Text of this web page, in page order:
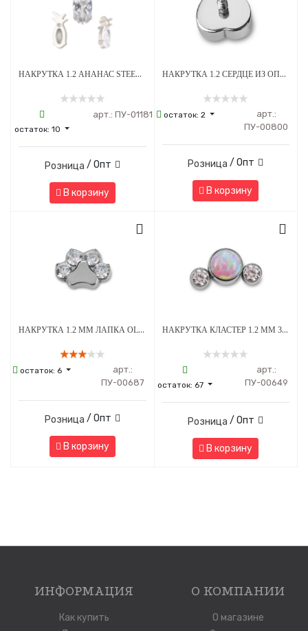
НАКРУТКА 1.2 АНАНАС STEEL CRYSTAL ТИТАН
остаток: 10
арт.: ПУ-01181
Розница / Опт
В корзину
НАКРУТКА 1.2 СЕРДЦЕ ИЗ ОПАЛА OP-08 ТИТАН
остаток: 2
арт.:
ПУ-00800
Розница / Опт
В корзину
НАКРУТКА 1.2 ММ ЛАПКА OLIVE CRYSTAL ТИТАН
остаток:6
арт.:
ПУ-00687
Розница / Опт
В корзину
НАКРУТКА КЛАСТЕР 1.2 ММ 3К SWAROVSKI CLEAR ОПАЛ OP-08 ТИТАН
остаток:67
арт.:
ПУ-00649
Розница / Опт
В корзину
ИНФОРМАЦИЯ
Как купить
О КОМПАНИИ
О магазине